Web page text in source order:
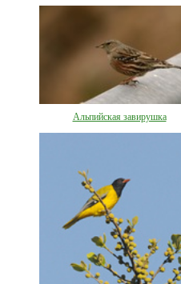
Альпийская завирушка